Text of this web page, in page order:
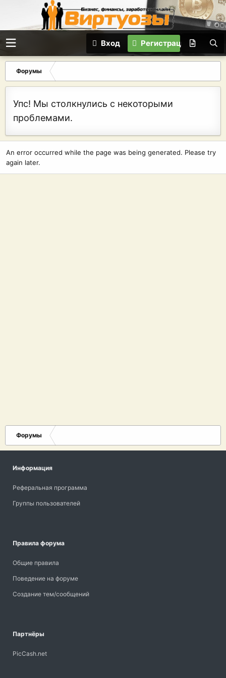
Вход Регистрация
Форумы
Упс! Мы столкнулись с некоторыми
проблемами.
An error occurred while the page was being generated. Please try
again later.
Форумы
Информация
Реферальная программа
Группы пользователей
Правила форума
Общие правила
Поведение на форуме
Создание тем/сообщений
Партнёры
PicCash.net